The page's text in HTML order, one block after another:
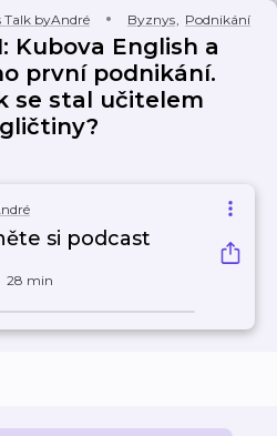
Talk byAndré Byznys, Podnikání
Kubova English a
první podnikání.
se stal učitelem
si podcast
28 min